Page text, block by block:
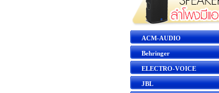
ACM-AUDIO
Behringer
ELECTRO-VOICE
JBL